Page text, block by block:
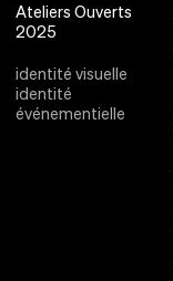
Ateliers Ouverts
2025
identité visuelle
identité
événementielle